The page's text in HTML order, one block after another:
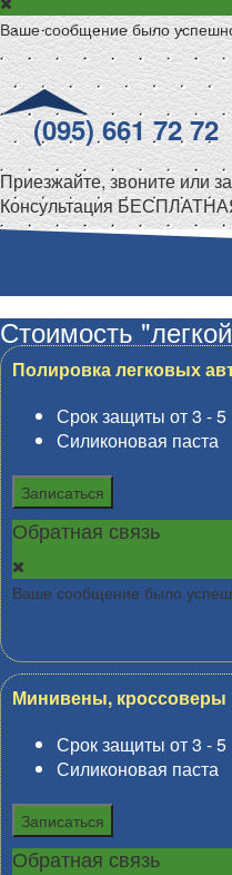
Ваше сообщение было
(095) 661 72 72
Приезжайте, звоните или
Консультация
Стоимость
Полировка легковых
Срок защиты от 3 - 5
Силиконовая паста
Записаться
Обратная связь
Ваше сообщение было
Минивены, кроссоверы
Срок защиты от 3 - 5
Силиконовая паста
Записаться
Обратная связь